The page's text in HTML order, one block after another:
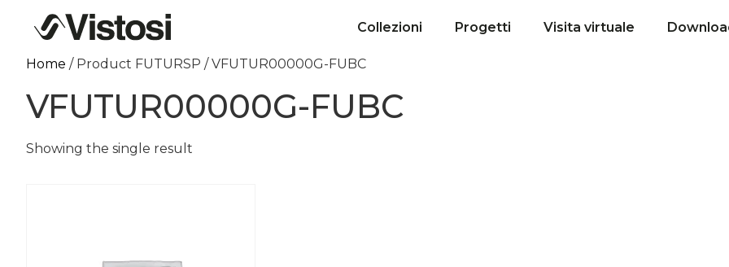
Collezioni Progetti Visita virtuale
Home / Product FUTURSP / VFUTUR00000G-FUBC
VFUTUR00000G-FUBC
Showing the single result